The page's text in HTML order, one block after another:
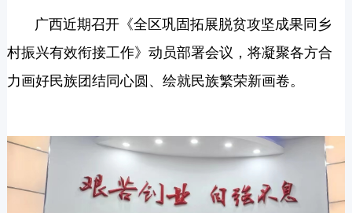
广西近期召开《全区巩固拓展脱贫攻坚成果同乡
村振兴有效衔接工作》动员部署会议，将凝聚各方合
力画好民族团结同心圆、绘就民族繁荣新画卷。